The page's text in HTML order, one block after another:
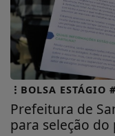
BOLSA ESTÁGIO
Prefeitura de
para seleção